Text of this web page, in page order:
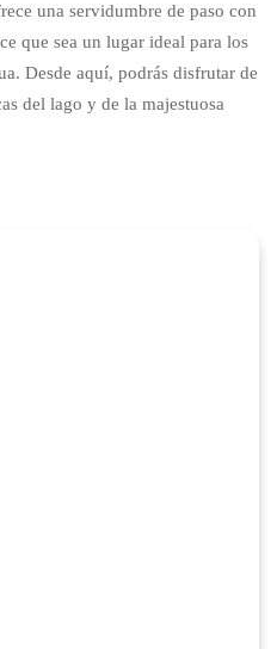
una servidumbre de paso con
que sea un lugar ideal para los
Desde aquí, podrás disfrutar de
del lago y de la majestuosa